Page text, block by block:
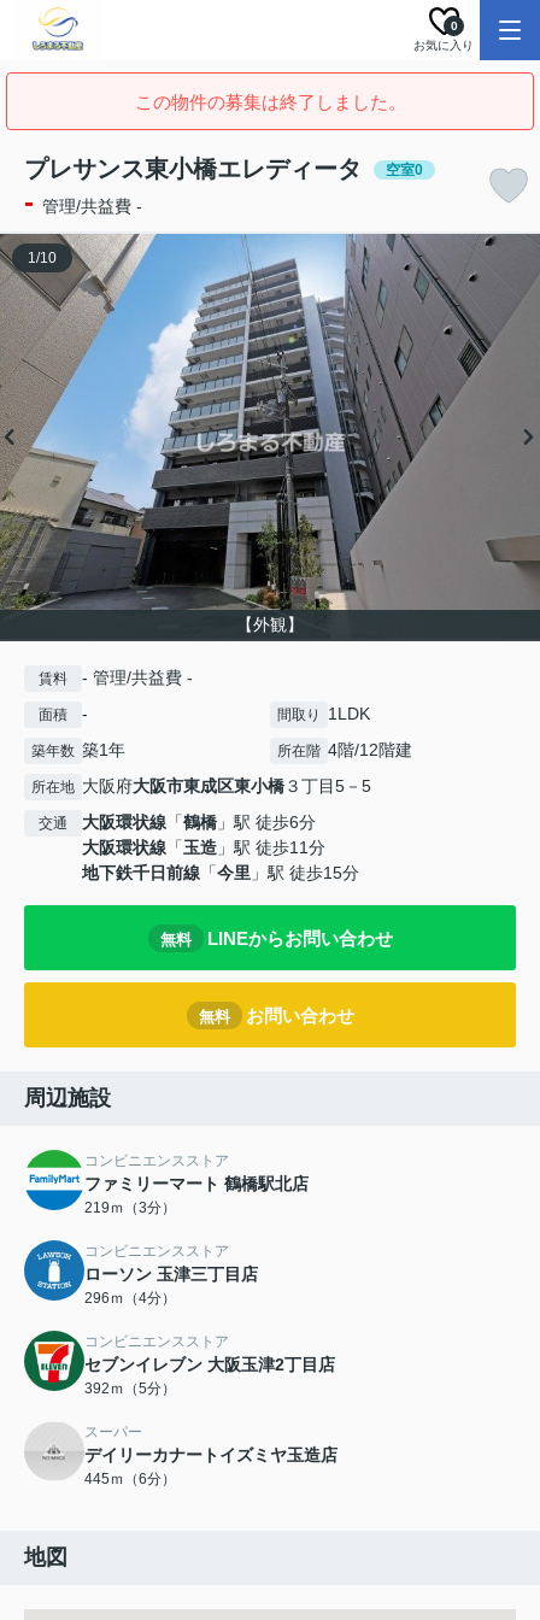
お気に入り
0
この物件の募集は終了しました。
プレサンス東小橋エレディータ 空室0
- 管理/共益費 -
【外観】
1/10
賃料 - 管理/共益費 -
面積 - 間取り 1LDK
築年数 築1年 所在階 4階/12階建
所在地 大阪府大阪市東成区東小橋３丁目5－5
交通 大阪環状線 「鶴橋 」駅 徒歩6分
大阪環状線 「玉造 」駅 徒歩11分
地下鉄千日前線 「今里 」駅 徒歩15分
無料 LINEからお問い合わせ
無料 お問い合わせ
周辺施設
コンビニエンスストア
ファミリーマート 鶴橋駅北店
219ｍ（3分）
コンビニエンスストア
ローソン 玉津三丁目店
296ｍ（4分）
コンビニエンスストア
セブンイレブン 大阪玉津2丁目店
392ｍ（5分）
スーパー
デイリーカナートイズミヤ玉造店
445ｍ（6分）
地図